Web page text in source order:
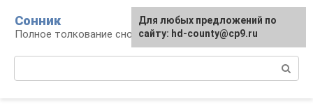
контенту
Сонник
Полное толкование снов
Для любых предложений по
сайту: hd-county@cp9.ru